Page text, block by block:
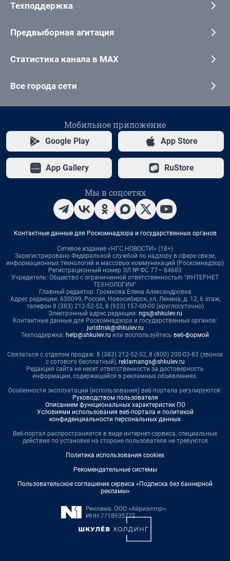
Техподдержка
Предвыборная агитация
Статистика канала в MAX
Все города сети
Мобильное приложение
Google Play App Store
App Gallery RuStore
Мы в соцсетях
Контактные данные для Роскомнадзора и государственных органов
Сетевое издание «НГС.НОВОСТИ» (18+)
Зарегистрировано Федеральной службой по надзору в сфере связи,
информационных технологий и массовых коммуникаций (Роскомнадзор)
Регистрационный номер ЭЛ № ФС 77— 84683
Учредитель: Общество с ограниченной ответственностью "ИНТЕРНЕТ
ТЕХНОЛОГИИ"
Главный редактор: Громкова Елена Александровна
Адрес редакции: 630099, Россия, Новосибирск, ул. Ленина, д. 12, 6 этаж,
телефон 8 (383) 212-52-52, 8 (923) 157-00-00 (круглосуточно)
Электронный адрес редакции: ngs@shkulev.ru
Контактные данные для Роскомнадзора и государственных органов:
juristnsk@shkulev.ru
Техподдержка: help@shkulev.ru или воспользуйтесь веб-формой
Связаться с отделом продаж: 8 (383) 212-52-52, 8 (800) 200-03-83 (звонок
с сотового бесплатный), reklamangs@shkulev.ru
Редакция сайта не несет ответственности за достоверность
информации, содержащейся в рекламных объявлениях.
Особенности эксплуатации (использования) веб-портала регулируются:
Руководством пользователя
Описанием функциональных характеристик ПО
Условиями использования веб-портала и политикой
конфиденциальности персональных данных
Веб-портал распространяется в виде интернет-сервиса, специальные
действия по установке на стороне пользователя не требуются
Политика использования cookies
Рекомендательные системы
Пользовательское соглашение сервиса «Подписка без баннерной
рекламы»